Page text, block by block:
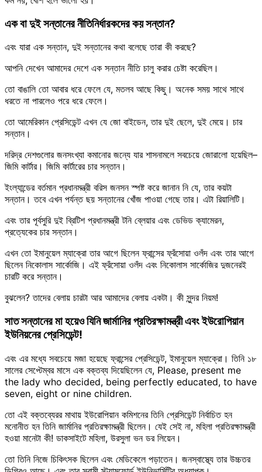
এক বা দুই সন্তানের নীতিনির্ধারকদের কয় সন্তান?
এবং যারা এক সন্তান, দুই সন্তানের কথা বলেছে তারা কী করছে?
আপনি দেখেন আমাদের দেশে এক সন্তান নীতি চালু করার চেষ্টা করেছিল।
তো বাঙালি তো আবার ধরে ফেলে যে, মতলব আছে কিছু। অনেক সময় সাথে সাথে
ধরতে না পারলেও পরে ধরে ফেলে।
তো আমেরিকান প্রেসিডেন্ট এখন যে জো বাইডেন, তার দুই ছেলে, দুই মেয়ে। চার
সন্তান।
দরিদ্র দেশগুলোর জনসংখ্যা কমানোর জন্যে যার শাসনামলে সবচেয়ে জোরালো হয়েছিল–
জিমি কার্টার। জিমি কার্টারের চার সন্তান।
ইংল্যান্ডের বর্তমান প্রধানমন্ত্রী বরিস জনসন স্পষ্ট করে জানান নি যে, তার কয়টা
সন্তান। তবে এখন পর্যন্ত ছয় সন্তানের খোঁজ পাওয়া গেছে তার। এটা রিয়ালিটি।
এবং তার পূর্বসুরি দুই ব্রিটিশ প্রধানমন্ত্রী টনি ব্লেয়ার এবং ডেভিড ক্যামেরন,
প্রত্যেকের চার সন্তান।
এখন তো ইমানুয়েল ম্যাক্রো তার আগে ছিলেন ফ্রান্সের ফ্রঁসোয়া ওলঁদ এবং তার আগে
ছিলেন নিকোলাস সার্কোজি। এই ফ্রঁসোয়া ওলঁদ এবং নিকোলাস সার্কোজির দুজনেরই
চারটি করে সন্তান।
বুঝলেন? তাদের বেলায় চারটা আর আমাদের বেলায় একটা। কী সুন্দর নিয়ম!
সাত সন্তানের মা হয়েও যিনি জার্মানির প্রতিরক্ষামন্ত্রী এবং ইউরোপিয়ান
ইউনিয়নের প্রেসিডেন্ট!
এবং এর মধ্যে সবচেয়ে মজা হয়েছে ফ্রান্সের প্রেসিডেন্ট, ইমানুয়েল ম্যাক্রো। তিনি ১৮
সালের সেপ্টেম্বর মাসে এক বক্তব্য দিয়েছিলেন যে, Please, present me
the lady who decided, being perfectly educated, to have
seven, eight or nine children.
তো এই বক্তব্যেরর মাথায় ইউরোপিয়ান কমিশনের তিনি প্রেসিডেন্ট নির্বাচিত হন
মনোনীত হন তিনি জার্মানির প্রতিরক্ষামন্ত্রী ছিলেন। যেই সেই না, মহিলা প্রতিরক্ষামন্ত্রী
হওয়া মানেটা কী! ডাকসাইটে মহিলা, উরসুলা ভন ডর লিয়েন।
তো তিনি নিজে চিকিৎসক ছিলেন এবং মেডিকেলে পড়াতেন। জনস্বাস্থ্যে তার উচ্চতর